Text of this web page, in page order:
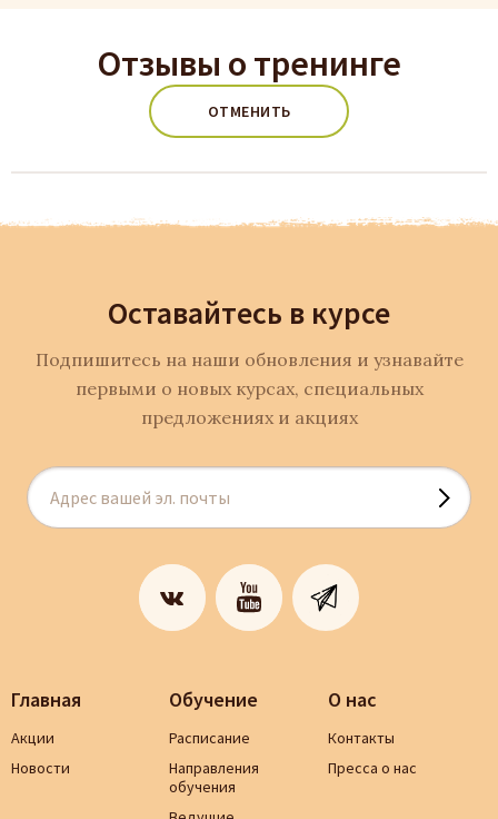
Отзывы о тренинге
ОТМЕНИТЬ
Оставайтесь в курсе
Подпишитесь на наши обновления и узнавайте
первыми о новых курсах, специальных
предложениях и акциях
Главная
Акции
Новости
Обучение
Расписание
Направления
обучения
О нас
Контакты
Пресса о нас